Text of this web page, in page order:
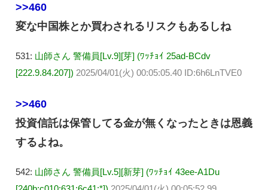
>>460
変な中国株とか買わされるリスクもあるしね
531: 山師さん 警備員[Lv.9][芽] (ﾜｯﾁｮｲ 25ad-BCdv
[222.9.84.207]) 2025/04/01(火) 00:05:05.40 ID:6h6LnTVE0
>>460
投資信託は保管してる金が無くなったときは恩義
するよね。
542: 山師さん 警備員[Lv.5][新芽] (ﾜｯﾁｮｲ 43ee-A1Du